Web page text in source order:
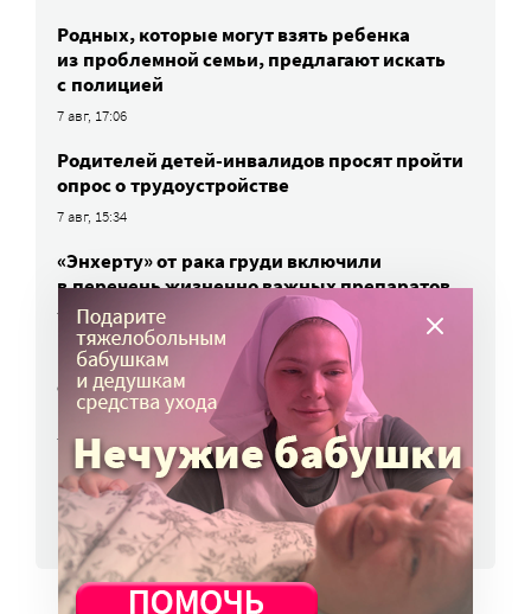
Родных, которые могут взять ребенка
из проблемной семьи, предлагают искать
с полицией
7 авг, 17:06
Родителей детей-инвалидов просят пройти
опрос о трудоустройстве
7 авг, 15:34
«Энхерту» от рака груди включили
в перечень жизненно важных препаратов
7 авг, 15:15
НКО часто рискуют нарушить закон
о персональных данных. Как этого
избежать?
7 авг, 13:13
ВСЕ НОВОСТИ